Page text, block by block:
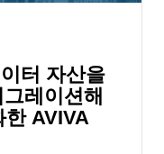
터 자산을
레이션해
AVIVA